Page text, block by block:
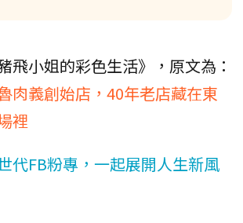
飛小姐的彩色生活》，原文為：
肉義創始店，40年老店藏在東
裡
代FB粉專，一起展開人生新風